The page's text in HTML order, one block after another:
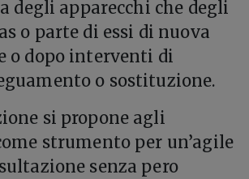
degli apparecchi che degli
o parte di essi di nuova
o dopo interventi di
o sostituzione.
si propone agli
strumento per un’agile
senza pero